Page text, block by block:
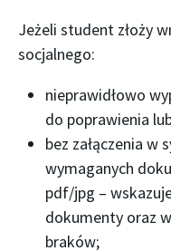
Jeżeli student złoży
socjalnego:
nieprawidłowo
do poprawienia
bez załączenia w
wymaganych
pdf/jpg –
dokumenty oraz
braków;